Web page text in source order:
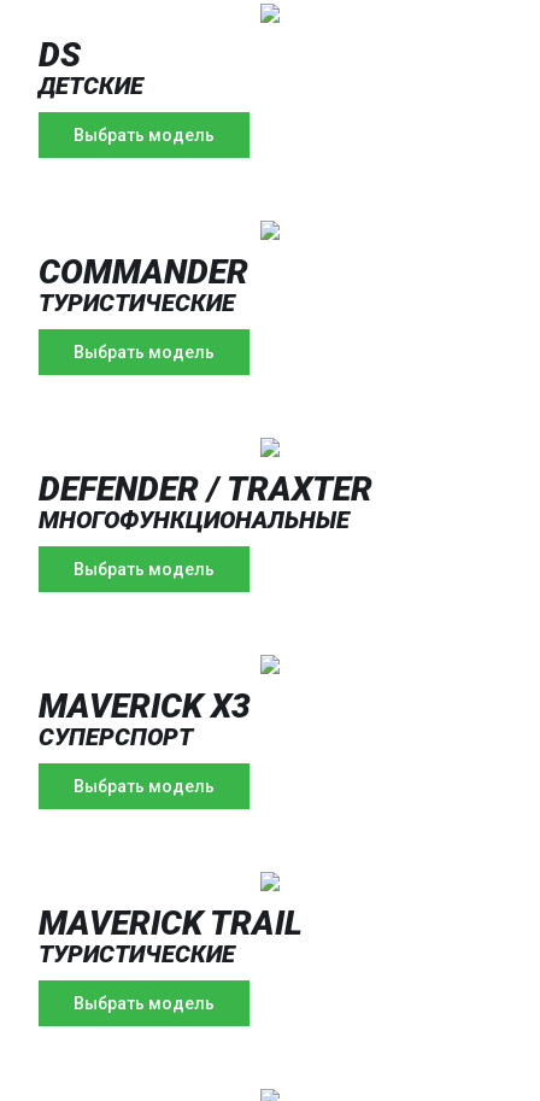
DS
ДЕТСКИЕ
Выбрать модель
COMMANDER
ТУРИСТИЧЕСКИЕ
Выбрать модель
DEFENDER / TRAXTER
МНОГОФУНКЦИОНАЛЬНЫЕ
Выбрать модель
MAVERICK X3
СУПЕРСПОРТ
Выбрать модель
MAVERICK TRAIL
ТУРИСТИЧЕСКИЕ
Выбрать модель